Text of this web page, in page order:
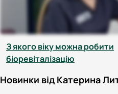
З якого віку можна робити
біоревіталізацію
Новинки від Катерина